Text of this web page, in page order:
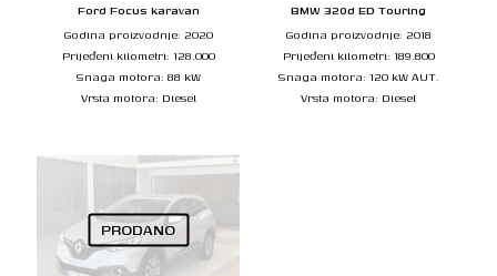
Ford Focus karavan
Godina proizvodnje: 2020
Prijeđeni kilometri: 128.000
Snaga motora: 88 kW
Vrsta motora: Diesel
BMW 320d ED Touring
Godina proizvodnje: 2018
Prijeđeni kilometri: 189.800
Snaga motora: 120 kW AUT.
Vrsta motora: Diesel
PRODANO